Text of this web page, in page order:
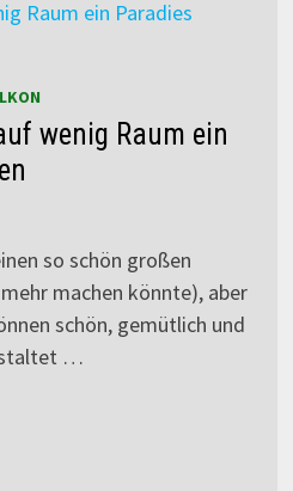
wenig Raum ein
so schön großen
machen könnte), aber
schön, gemütlich und
…